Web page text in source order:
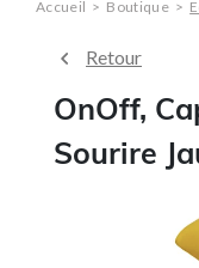
Accueil > Boutique >
Retour
OnOff,
Sourire